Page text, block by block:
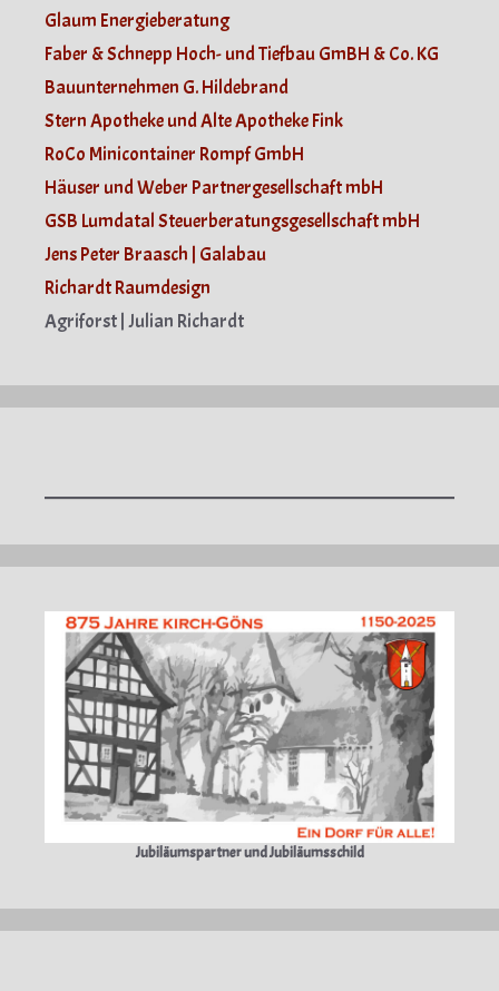
Glaum Energieberatung
Faber & Schnepp Hoch- und Tiefbau GmBH & Co. KG
Bauunternehmen G. Hildebrand
Stern Apotheke und Alte Apotheke Fink
RoCo Minicontainer Rompf GmbH
Häuser und Weber Partnergesellschaft mbH
GSB Lumdatal Steuerberatungsgesellschaft mbH
Jens Peter Braasch | Galabau
Richardt Raumdesign
Agriforst | Julian Richardt
Jubiläumspartner und Jubiläumsschild